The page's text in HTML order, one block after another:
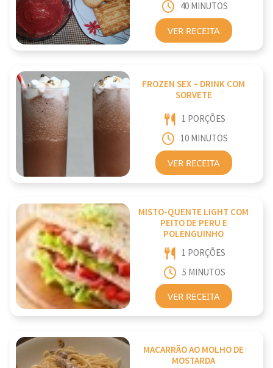
40 MINUTOS
VER RECEITA
FROZEN SEX – DRINK COM
SORVETE
1 PORÇÕES
10 MINUTOS
VER RECEITA
MISTO-QUENTE LIGHT COM
PEITO DE PERU E
POLENGUINHO
1 PORÇÕES
5 MINUTOS
VER RECEITA
MACARRÃO AO MOLHO DE
MOSTARDA